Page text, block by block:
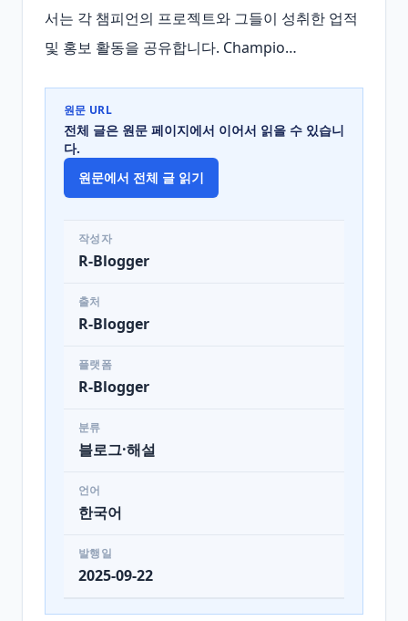
서는 각 챔피언의 프로젝트와 그들이 성취한 업적
및 홍보 활동을 공유합니다. Champio…
원문 URL
전체 글은 원문 페이지에서 이어서 읽을 수 있습니
다.
원문에서 전체 글 읽기
작성자
R-Blogger
출처
R-Blogger
플랫폼
R-Blogger
분류
블로그·해설
언어
한국어
발행일
2025-09-22